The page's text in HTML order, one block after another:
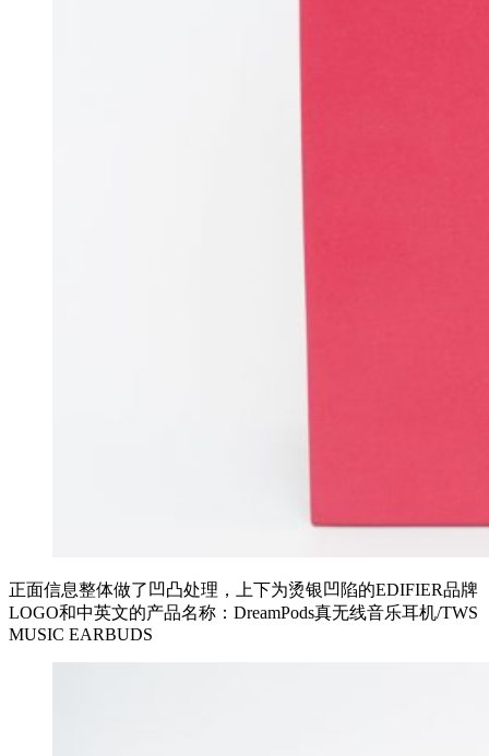
正面信息整体做了凹凸处理，上下为烫银凹陷的EDIFIER品牌
LOGO和中英文的产品名称：DreamPods真无线音乐耳机/TWS
MUSIC EARBUDS